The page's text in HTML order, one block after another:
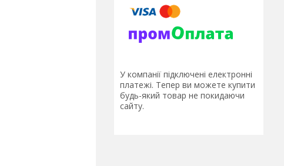
У компанії підключені електронні
платежі. Тепер ви можете купити
будь-який товар не покидаючи
сайту.